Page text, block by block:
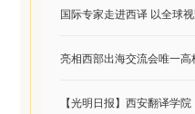
【光明日报】西安翻译学院